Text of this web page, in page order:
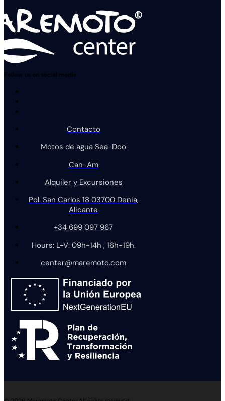
Follow us on social media
Contacto
Motos de agua Sea-Doo
Can-Am
Alquiler y Excursiones
Pol. San Carlos 18 03700 Denia,
Alicante
+34 699 097 967
Hours: L-V: 09h-14h , 16h-19h.
center@maremoto.com